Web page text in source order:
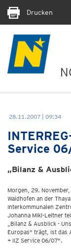
Drucken
28.11.2007 | 09:34
Service
„Bilanz &
Morgen, 29.
Waidhofen an der
Interkommunalen
Johanna Mikl-Leitner
„Bilanz & Ausblick -
Europas" trägt, ist das
+ IIZ Service 06/07".